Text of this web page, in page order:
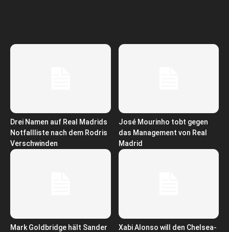
Drei Namen auf Real Madrids
Notfallliste nach dem Rodris
Verschwinden
José Mourinho tobt gegen
das Management von Real
Madrid
Mark Goldbridge hält Sander
Xabi Alonso will den Chelsea-